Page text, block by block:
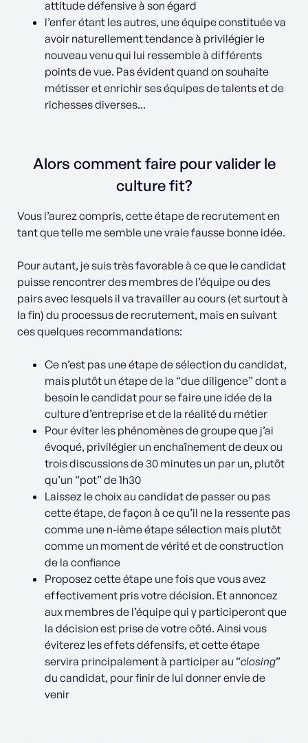
attitude défensive à son égard
l’enfer étant les autres, une équipe constituée va
avoir naturellement tendance à privilégier le
nouveau venu qui lui ressemble à différents
points de vue. Pas évident quand on souhaite
métisser et enrichir ses équipes de talents et de
richesses diverses...
Alors comment faire pour valider le
culture fit?
Vous l’aurez compris, cette étape de recrutement en
tant que telle me semble une vraie fausse bonne idée.
Pour autant, je suis très favorable à ce que le candidat
puisse rencontrer des membres de l’équipe ou des
pairs avec lesquels il va travailler au cours (et surtout à
la fin) du processus de recrutement, mais en suivant
ces quelques recommandations:
Ce n’est pas une étape de sélection du candidat,
mais plutôt un étape de la “due diligence” dont a
besoin le candidat pour se faire une idée de la
culture d’entreprise et de la réalité du métier
Pour éviter les phénomènes de groupe que j’ai
évoqué, privilégier un enchaînement de deux ou
trois discussions de 30 minutes un par un, plutôt
qu’un “pot” de 1h30
Laissez le choix au candidat de passer ou pas
cette étape, de façon à ce qu’il ne la ressente pas
comme une n-ième étape sélection mais plutôt
comme un moment de vérité et de construction
de la confiance
Proposez cette étape une fois que vous avez
effectivement pris votre décision. Et annoncez
aux membres de l’équipe qui y participeront que
la décision est prise de votre côté. Ainsi vous
éviterez les effets défensifs, et cette étape
servira principalement à participer au “closing”
du candidat, pour finir de lui donner envie de
venir